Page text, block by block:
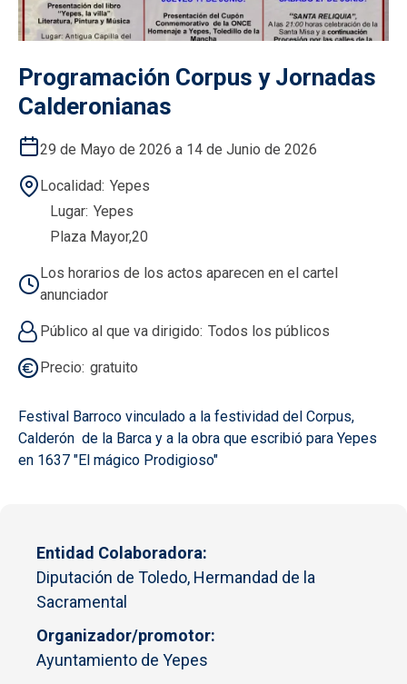
Programación Corpus y Jornadas
Calderonianas
29 de Mayo de 2026 a 14 de Junio de 2026
Localidad Yepes
Lugar Yepes
Plaza Mayor,20
Los horarios de los actos aparecen en el cartel
anunciador
Público al que va dirigido Todos los públicos
Precio gratuito
Festival Barroco vinculado a la festividad del Corpus,
Calderón de la Barca y a la obra que escribió para Yepes
en 1637 "El mágico Prodigioso"
Entidad Colaboradora
Diputación de Toledo, Hermandad de la
Sacramental
Organizador/promotor
Ayuntamiento de Yepes